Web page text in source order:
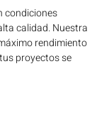
condiciones
calidad. Nuestra
rendimiento
proyectos se